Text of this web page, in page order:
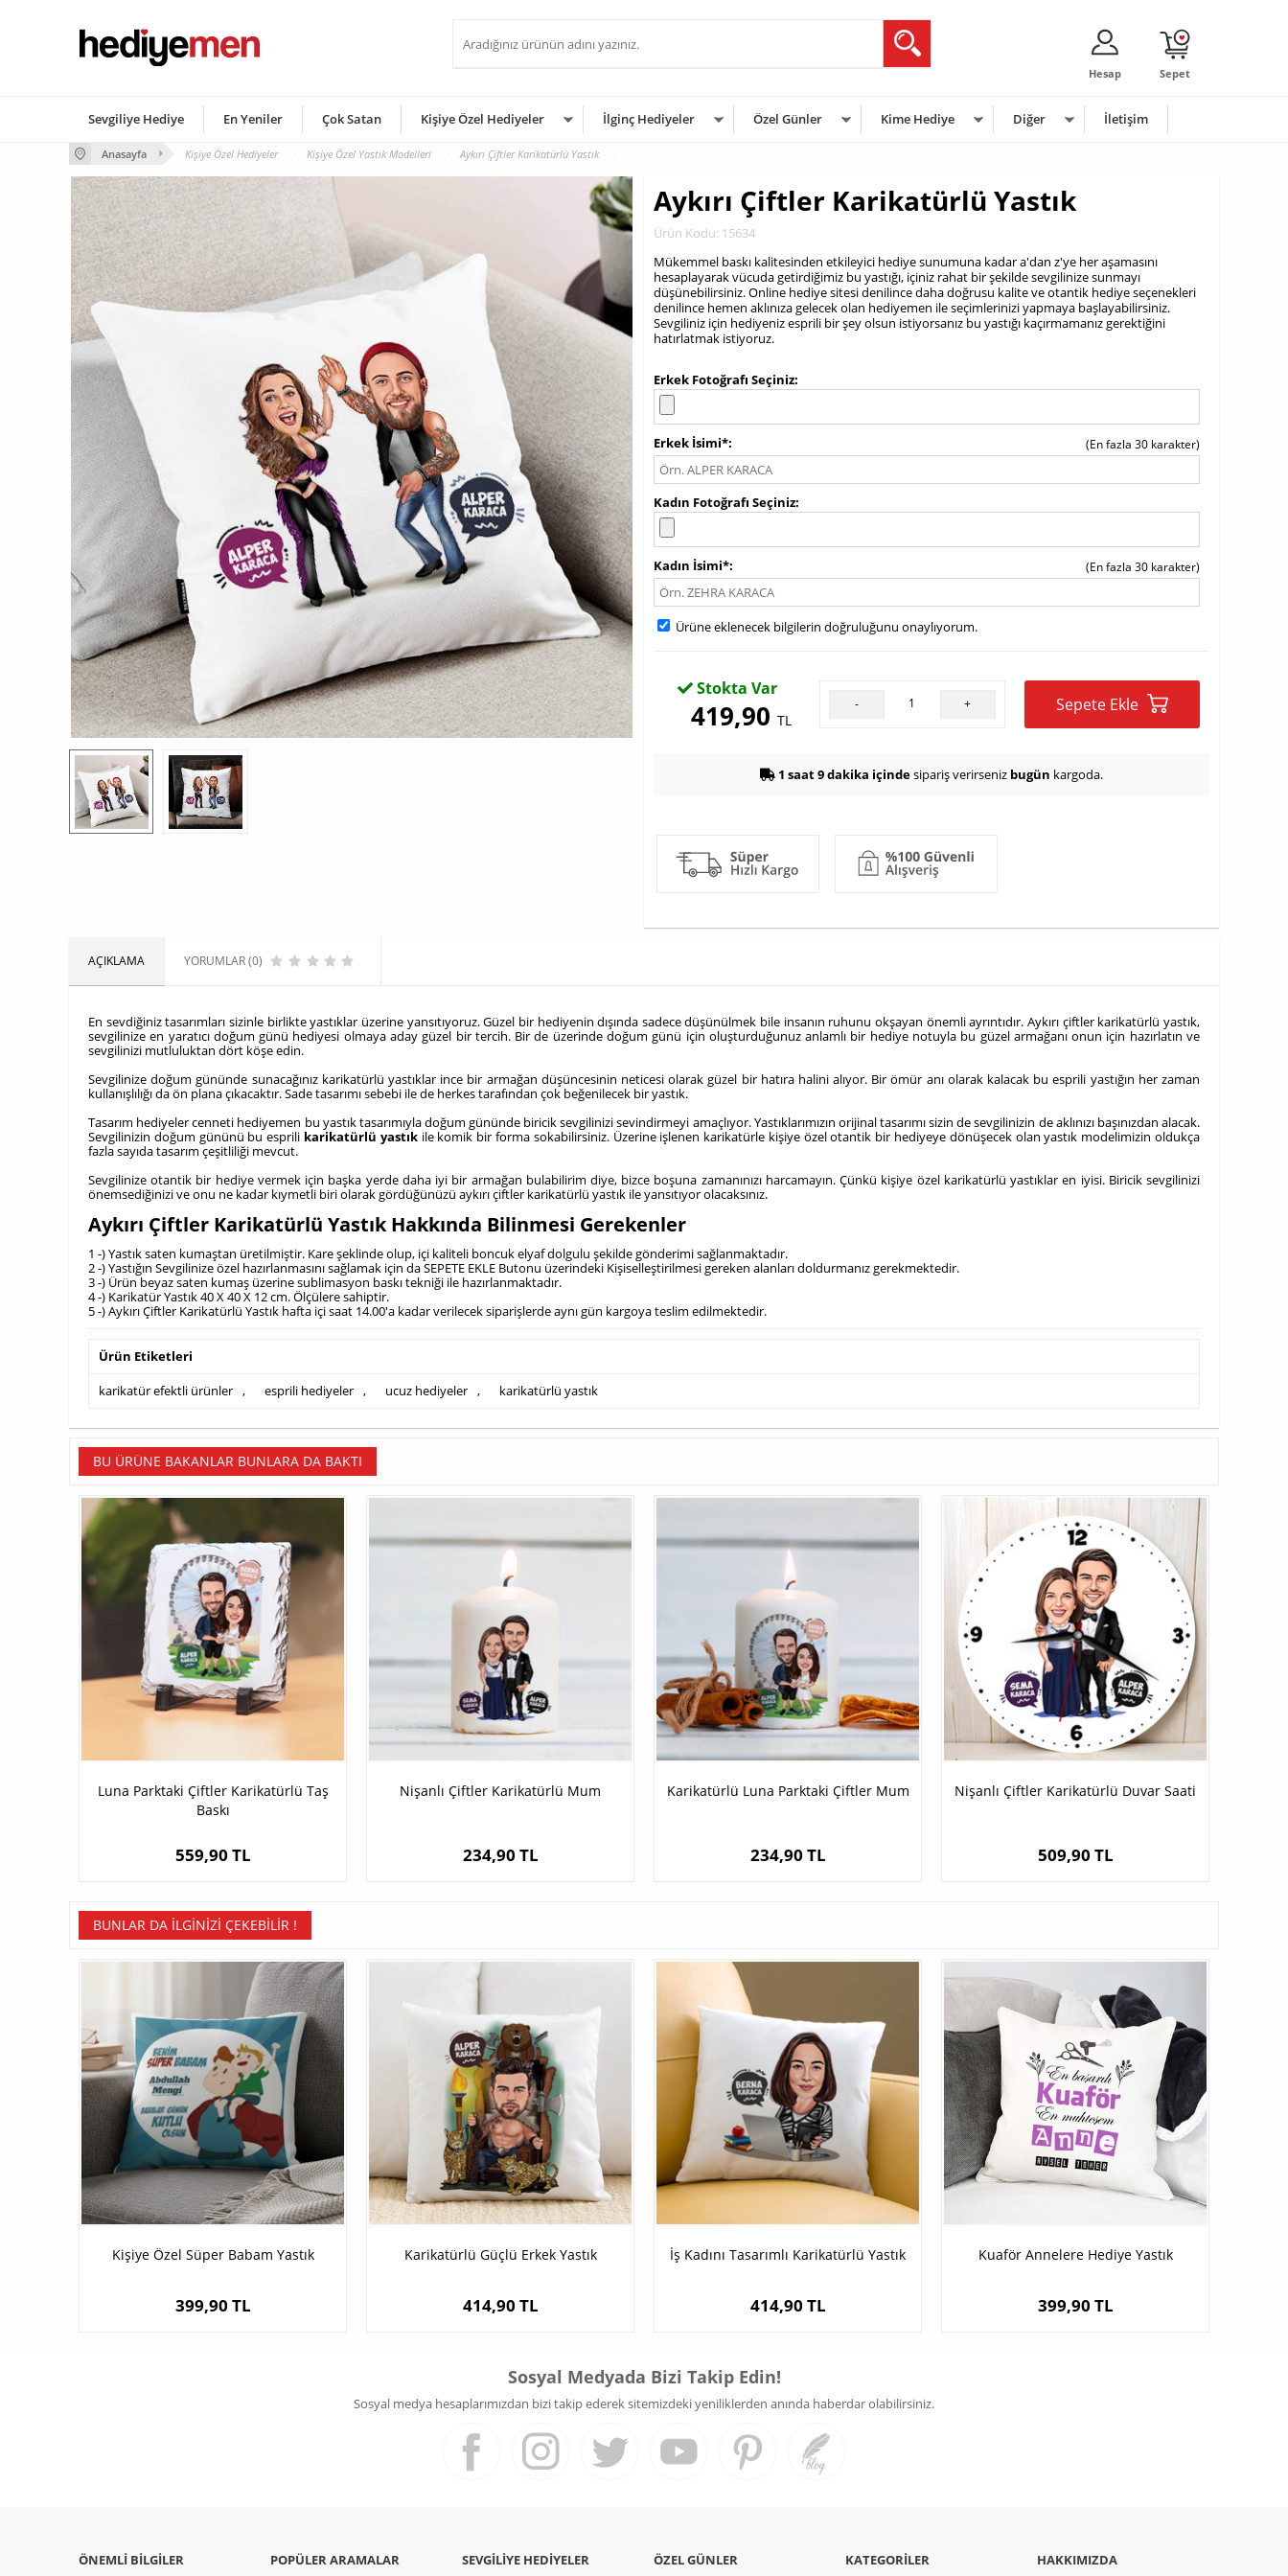
Sepet
Hesap
Sevgiliye Hediye En Yeniler Çok Satan Kişiye Özel Hediyeler İlginç Hediyeler Özel Günler Kime Hediye Diğer İletişim
Anasayfa Kişiye Özel Hediyeler Kişiye Özel Yastık Modelleri Aykırı Çiftler Karikatürlü Yastık
Aykırı Çiftler Karikatürlü Yastık
Ürün Kodu: 15634
Mükemmel baskı kalitesinden etkileyici hediye sunumuna kadar a'dan z'ye her aşamasını
hesaplayarak vücuda getirdiğimiz bu yastığı, içiniz rahat bir şekilde sevgilinize sunmayı
düşünebilirsiniz. Online hediye sitesi denilince daha doğrusu kalite ve otantik hediye seçenekleri
denilince hemen aklınıza gelecek olan hediyemen ile seçimlerinizi yapmaya başlayabilirsiniz.
Sevgiliniz için hediyeniz esprili bir şey olsun istiyorsanız bu yastığı kaçırmamanız gerektiğini
hatırlatmak istiyoruz.
Erkek Fotoğrafı Seçiniz
Erkek İsimi* (En fazla 30 karakter)
Kadın Fotoğrafı Seçiniz
Kadın İsimi* (En fazla 30 karakter)
Ürüne eklenecek bilgilerin doğruluğunu onaylıyorum.
Stokta Var
419,90TL
- + Sepete Ekle
1 saat 9 dakika içindesipariş verirseniz bugün kargoda.
AÇIKLAMA YORUMLAR (0)
En sevdiğiniz tasarımları sizinle birlikte yastıklar üzerine yansıtıyoruz. Güzel bir hediyenin dışında sadece düşünülmek bile insanın ruhunu okşayan önemli ayrıntıdır. Aykırı çiftler karikatürlü yastık,
sevgilinize en yaratıcı doğum günü hediyesi olmaya aday güzel bir tercih. Bir de üzerinde doğum günü için oluşturduğunuz anlamlı bir hediye notuyla bu güzel armağanı onun için hazırlatın ve
sevgilinizi mutluluktan dört köşe edin.
Sevgilinize doğum gününde sunacağınız karikatürlü yastıklar ince bir armağan düşüncesinin neticesi olarak güzel bir hatıra halini alıyor. Bir ömür anı olarak kalacak bu esprili yastığın her zaman
kullanışlılığı da ön plana çıkacaktır. Sade tasarımı sebebi ile de herkes tarafından çok beğenilecek bir yastık.
Tasarım hediyeler cenneti hediyemen bu yastık tasarımıyla doğum gününde biricik sevgilinizi sevindirmeyi amaçlıyor. Yastıklarımızın orijinal tasarımı sizin de sevgilinizin de aklınızı başınızdan alacak.
Sevgilinizin doğum gününü bu esprili karikatürlü yastıkile komik bir forma sokabilirsiniz. Üzerine işlenen karikatürle kişiye özel otantik bir hediyeye dönüşecek olan yastık modelimizin oldukça
fazla sayıda tasarım çeşitliliği mevcut.
Sevgilinize otantik bir hediye vermek için başka yerde daha iyi bir armağan bulabilirim diye, bizce boşuna zamanınızı harcamayın. Çünkü kişiye özel karikatürlü yastıklar en iyisi. Biricik sevgilinizi
önemsediğinizi ve onu ne kadar kıymetli biri olarak gördüğünüzü aykırı çiftler karikatürlü yastık ile yansıtıyor olacaksınız.
Aykırı Çiftler Karikatürlü Yastık Hakkında Bilinmesi Gerekenler
1 -) Yastık saten kumaştan üretilmiştir. Kare şeklinde olup, içi kaliteli boncuk elyaf dolgulu şekilde gönderimi sağlanmaktadır.
2 -) Yastığın Sevgilinize özel hazırlanmasını sağlamak için da SEPETE EKLE Butonu üzerindeki Kişiselleştirilmesi gereken alanları doldurmanız gerekmektedir.
3 -) Ürün beyaz saten kumaş üzerine sublimasyon baskı tekniği ile hazırlanmaktadır.
4 -) Karikatür Yastık 40 X 40 X 12 cm. Ölçülere sahiptir.
5 -) Aykırı Çiftler Karikatürlü Yastık hafta içi saat 14.00'a kadar verilecek siparişlerde aynı gün kargoya teslim edilmektedir.
Ürün Etiketleri
karikatür efektli ürünler , esprili hediyeler , ucuz hediyeler , karikatürlü yastık
BU ÜRÜNE BAKANLAR BUNLARA DA BAKTI
Luna Parktaki Çiftler Karikatürlü Taş
Baskı
559,90 TL
Nişanlı Çiftler Karikatürlü Mum
234,90 TL
Karikatürlü Luna Parktaki Çiftler Mum
234,90 TL
Nişanlı Çiftler Karikatürlü Duvar Saati
509,90 TL
BUNLAR DA İLGINIZI ÇEKEBILIR !
Kişiye Özel Süper Babam Yastık
399,90 TL
Karikatürlü Güçlü Erkek Yastık
414,90 TL
İş Kadını Tasarımlı Karikatürlü Yastık
414,90 TL
Kuaför Annelere Hediye Yastık
399,90 TL
Sosyal Medyada Bizi Takip Edin!
Sosyal medya hesaplarımızdan bizi takip ederek sitemizdeki yeniliklerden anında haberdar olabilirsiniz.
ÖNEMLI BILGILER POPÜLER ARAMALAR SEVGILIYE HEDIYELER ÖZEL GÜNLER KATEGORILER HAKKIMIZDA